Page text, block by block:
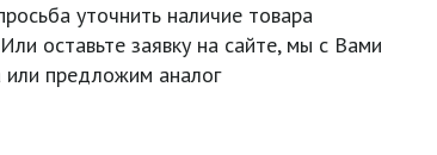
уточнить наличие товара
оставьте заявку на сайте, мы с Вами
или предложим аналог